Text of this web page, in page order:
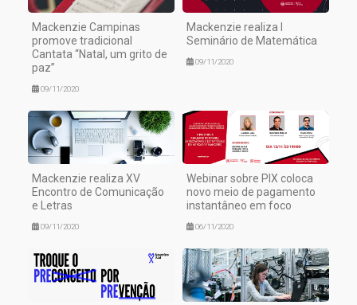
Mackenzie Campinas
promove tradicional
Cantata “Natal, um grito de
paz”
09/11/2020
Mackenzie realiza I
Seminário de Matemática
09/11/2020
Mackenzie realiza XV
Encontro de Comunicação
e Letras
09/11/2020
Webinar sobre PIX coloca
novo meio de pagamento
instantâneo em foco
06/11/2020